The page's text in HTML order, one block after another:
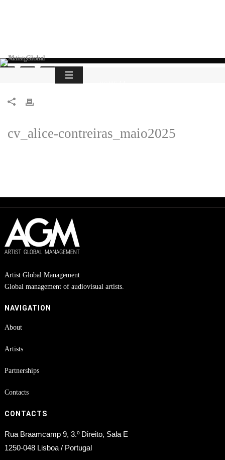
cv_alice-contreiras_maio2025
Artist Global Management
Global management of audiovisual artists.
NAVIGATION
About
Artists
Partnerships
Contacts
CONTACTS
Rua Braamcamp 9, 3.º Direito, Sala E
1250-048 Lisboa / Portugal